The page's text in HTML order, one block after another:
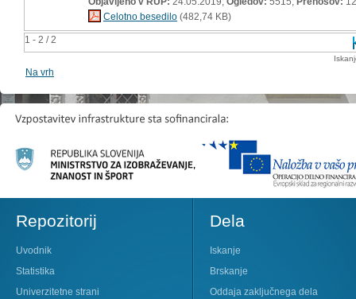
1 - 2 / 2
Celotno besedilo (482,74 KB)
Na vrh
Repozitorij
Uvodnik
Statistika
Univerzitetne strani
Dela
Iskanje
Brskanje
Oddaja zaključnega dela